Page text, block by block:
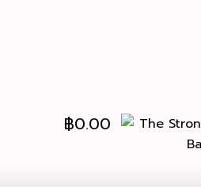
฿0.00